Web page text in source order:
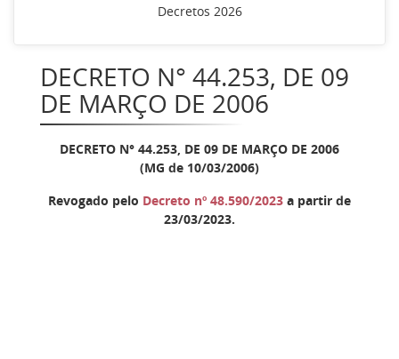
Decretos 2026
DECRETO N° 44.253, DE 09
DE MARÇO DE 2006
DECRETO N° 44.253, DE 09 DE MARÇO DE 2006
(MG de 10/03/2006)
Revogado pelo Decreto nº 48.590/2023 a partir de
23/03/2023.